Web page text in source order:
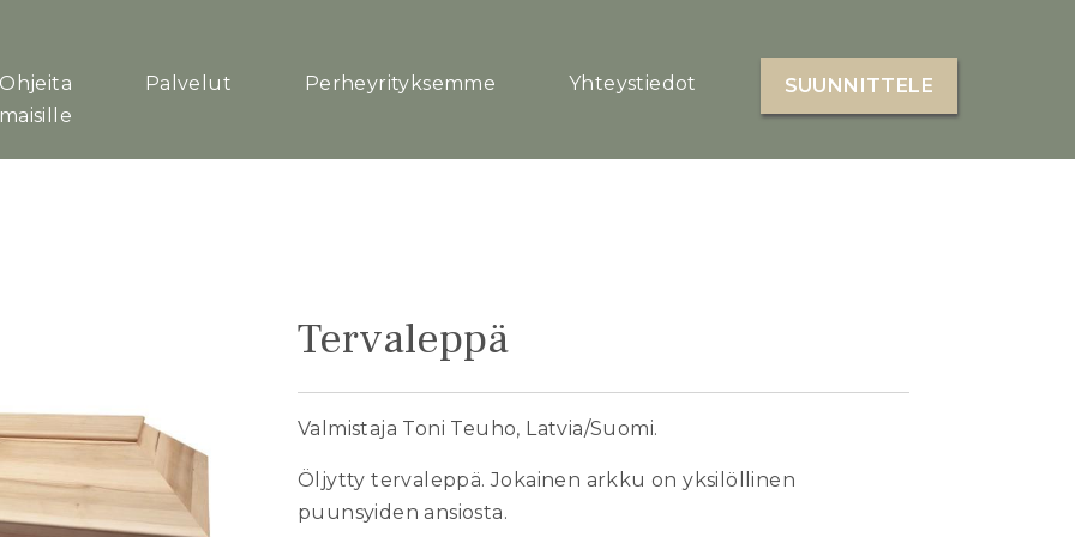
Ohjeita
Palvelut Perheyrityksemme Yhteystiedot SUUNNITTELE
Tervaleppä
Valmistaja Toni Teuho, Latvia/Suomi.
Öljytty tervaleppä. Jokainen arkku on yksilöllinen
puunsyiden ansiosta.